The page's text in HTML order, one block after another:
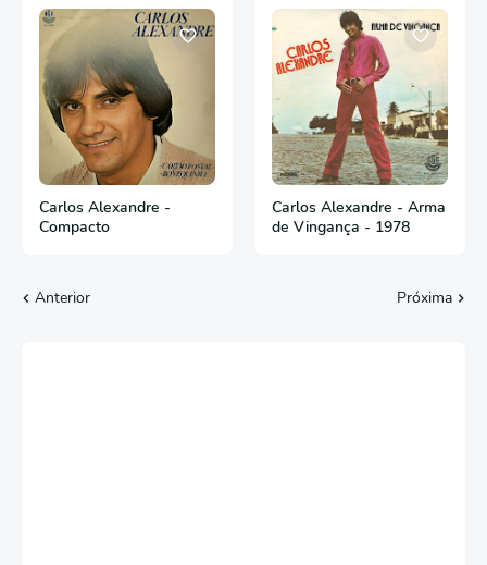
Carlos Alexandre -
Compacto
Carlos Alexandre - Arma
de Vingança - 1978
Anterior Próxima